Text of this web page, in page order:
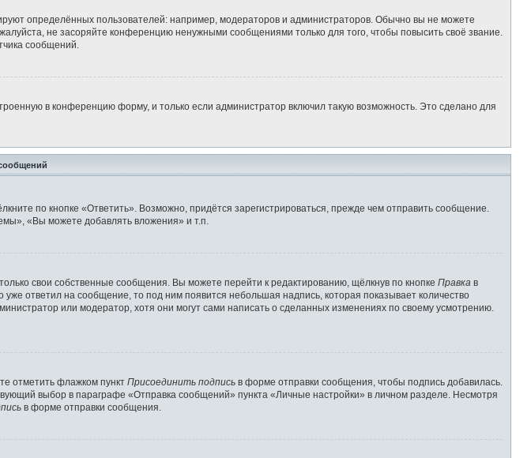
определённых пользователей: например, модераторов и администраторов. Обычно вы не можете
не засоряйте конференцию ненужными сообщениями только для того, чтобы повысить своё звание.
сообщений.
в конференцию форму, и только если администратор включил такую возможность. Это сделано для
по кнопке «Ответить». Возможно, придётся зарегистрироваться, прежде чем отправить сообщение.
«Вы можете добавлять вложения» и т.п.
свои собственные сообщения. Вы можете перейти к редактированию, щёлкнув по кнопке Правка в
ответил на сообщение, то под ним появится небольшая надпись, которая показывает количество
или модератор, хотя они могут сами написать о сделанных изменениях по своему усмотрению.
отметить флажком пункт Присоединить подпись в форме отправки сообщения, чтобы подпись добавилась.
выбор в параграфе «Отправка сообщений» пункта «Личные настройки» в личном разделе. Несмотря
в форме отправки сообщения.